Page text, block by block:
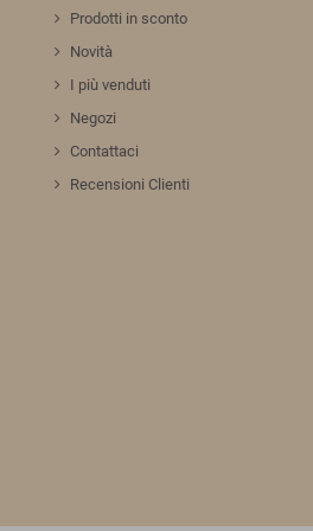
Prodotti in sconto
Novità
I più venduti
Negozi
Contattaci
Recensioni Clienti